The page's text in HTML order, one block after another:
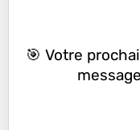
🎯 Votre